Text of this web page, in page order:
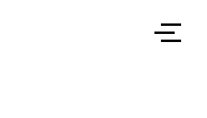
herramientas